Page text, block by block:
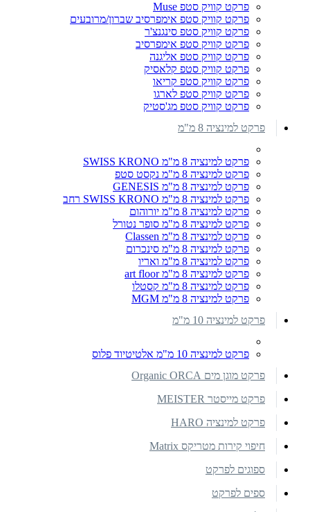
פרקט קוויק סטפ Muse
פרקט קוויק סטפ אימפרסיב שברון/מרובעים
פרקט קוויק סטפ סינגנצ'ר
פרקט קוויק סטפ אימפרסיב
פרקט קוויק סטפ אליגנה
פרקט קוויק סטפ קלאסיק
פרקט קוויק סטפ קריאו
פרקט קוויק סטפ לארגו
פרקט קוויק סטפ מג'סטיק
פרקט למינציה 8 מ"מ
פרקט למינציה 8 מ"מ SWISS KRONO
פרקט למינציה 8 מ"מ נקסט סטפ
פרקט למינציה 8 מ"מ GENESIS
פרקט למינציה 8 מ"מ SWISS KRONO רחב
פרקט למינציה 8 מ"מ יורוהום
פרקט למינציה 8 מ"מ סופר נטורל
פרקט למינציה 8 מ"מ Classen
פרקט למינציה 8 מ"מ סינכרום
פרקט למינציה 8 מ"מ ואריו
פרקט למינציה 8 מ"מ art floor
פרקט למינציה 8 מ"מ קסטלו
פרקט למינציה 8 מ"מ MGM
פרקט למינציה 10 מ"מ
פרקט למינציה 10 מ"מ אלטיטיוד פלוס
פרקט מוגן מים Organic ORCA
פרקט מייסטר MEISTER
פרקט למינציה HARO
חיפוי קירות מטריקס Matrix
ספוגים לפרקט
ספים לפרקט